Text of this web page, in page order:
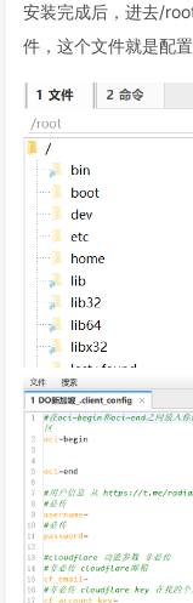
安装完成后，进去/
件，这个文件就是配